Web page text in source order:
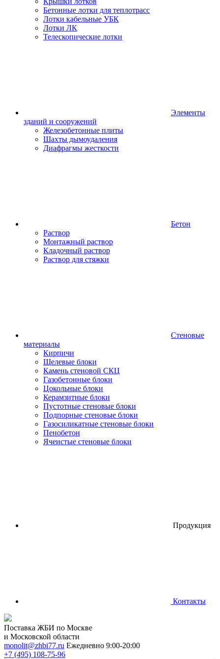
Бетонные лотки для теплотрасс
Лотки кабельные УБК
Лотки ЛК
Телескопические лотки
Элементы
зданий и сооружений
Железобетонные плиты
Шахты дымоудаления
Диафрагмы жесткости
Бетон
Раствор
Монтажный раствор
Кладочный раствор
Раствор для стяжки
Стеновые
материалы
Кирпичи
Щелевые блоки
Камень стеновой СКЦ
Газобетонные блоки
Цокольные блоки
Керамзитные блоки
Пустотные стеновые блоки
Подпорные стеновые блоки
Газосиликатные стеновые блоки
Пенобетон
Ячеистые стеновые блоки
Продукция
Контакты
Поставка ЖБИ по Москве
и Московской области
monolit@zhbi77.ru Ежедневно 9:00-20:00
+7 (495) 108-75-96